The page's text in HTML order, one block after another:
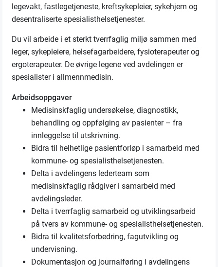
legevakt, fastlegetjeneste, kreftsykepleier, sykehjem og
desentraliserte spesialisthelsetjenester.
Du vil arbeide i et sterkt tverrfaglig miljø sammen med
leger, sykepleiere, helsefagarbeidere, fysioterapeuter og
ergoterapeuter. De øvrige legene ved avdelingen er
spesialister i allmennmedisin.
Arbeidsoppgaver
Medisinskfaglig undersøkelse, diagnostikk,
behandling og oppfølging av pasienter – fra
innleggelse til utskrivning.
Bidra til helhetlige pasientforløp i samarbeid med
kommune- og spesialisthelsetjenesten.
Delta i avdelingens lederteam som
medisinskfaglig rådgiver i samarbeid med
avdelingsleder.
Delta i tverrfaglig samarbeid og utviklingsarbeid
på tvers av kommune- og spesialisthelsetjenesten.
Bidra til kvalitetsforbedring, fagutvikling og
undervisning.
Dokumentasjon og journalføring i avdelingens